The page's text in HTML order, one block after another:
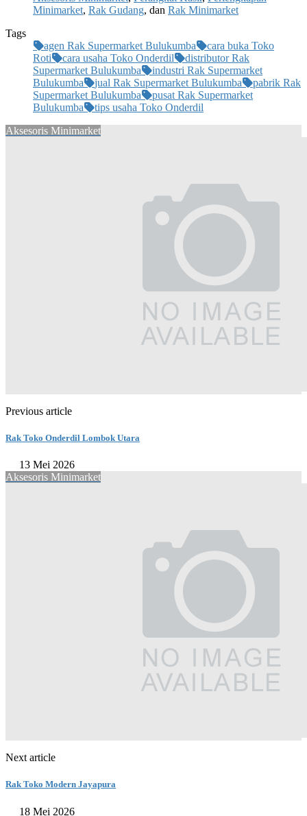
Minimarket, Rak Gudang, dan Rak Minimarket
Tags
agen Rak Supermarket Bulukumba
cara buka Toko
Roti
cara usaha Toko Onderdil
distributor Rak
Supermarket Bulukumba
industri Rak Supermarket
Bulukumba
jual Rak Supermarket Bulukumba
pabrik Rak
Supermarket Bulukumba
pusat Rak Supermarket
Bulukumba
tips usaha Toko Onderdil
Aksesoris Minimarket
Previous article
Rak Toko Onderdil Lombok Utara
13 Mei 2026
Aksesoris Minimarket
Next article
Rak Toko Modern Jayapura
18 Mei 2026